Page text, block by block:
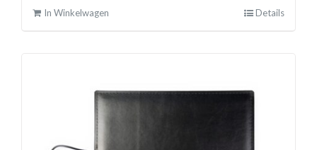
In Winkelwagen Details